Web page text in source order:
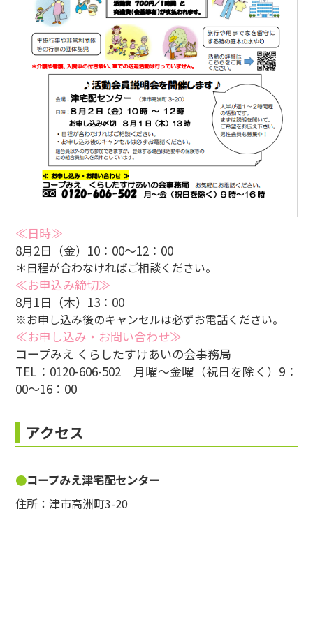
≪日時≫
8月2日（金）10：00～12：00
＊日程が合わなければご相談ください。
≪お申込み締切≫
8月1日（木）13：00
※お申し込み後のキャンセルは必ずお電話ください。
≪お申し込み・お問い合わせ≫
コープみえ くらしたすけあいの会事務局
TEL：0120-606-502 月曜～金曜（祝日を除く）9：
00～16：00
アクセス
コープみえ津宅配センター
住所：津市高洲町3-20